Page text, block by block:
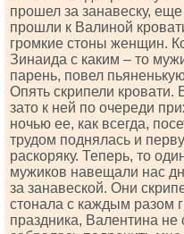
прошел за занавеску,
прошли к Валиной
громкие стоны женщин.
Зинаида с каким – то
парень, повел
Опять скрипели
зато к ней по очереди
ночью ее, как всегда,
трудом поднялась и
раскоряку. Теперь, то
мужиков навещали нас
за занавеской. Они
стонала с каждым разом
праздника, Валентина не